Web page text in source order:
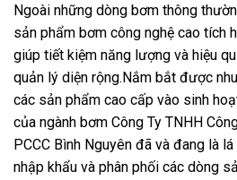
Ngoài những dòng bơm thông
sản phẩm bơm công nghệ cao tích
giúp tiết kiệm năng lượng và hiệu
quản lý diện rộng.Nắm bắt được
các sản phẩm cao cấp vào sinh
của ngành bơm Công Ty TNHH
PCCC Bình Nguyên đã và đang là
nhập khẩu và phân phối các dòng